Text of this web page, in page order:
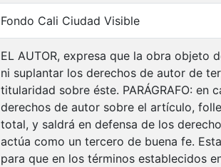
Fondo Cali Ciudad Visible
EL AUTOR, expresa que la obra objeto
ni suplantar los derechos de autor de
titularidad sobre éste. PARÁGRAFO:
derechos de autor sobre el artículo,
total, y saldrá en defensa de los
actúa como un tercero de buena fe.
para que en los términos establecidos